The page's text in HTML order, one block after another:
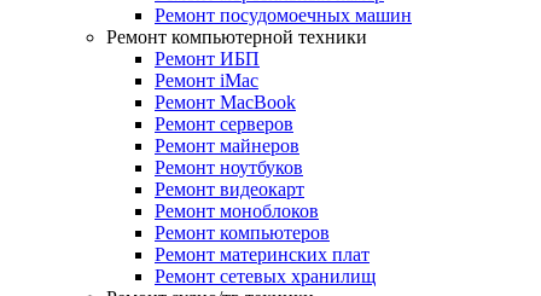
Ремонт посудомоечных машин
Ремонт компьютерной техники
Ремонт ИБП
Ремонт iMac
Ремонт MacBook
Ремонт серверов
Ремонт майнеров
Ремонт ноутбуков
Ремонт видеокарт
Ремонт моноблоков
Ремонт компьютеров
Ремонт материнских плат
Ремонт сетевых хранилищ